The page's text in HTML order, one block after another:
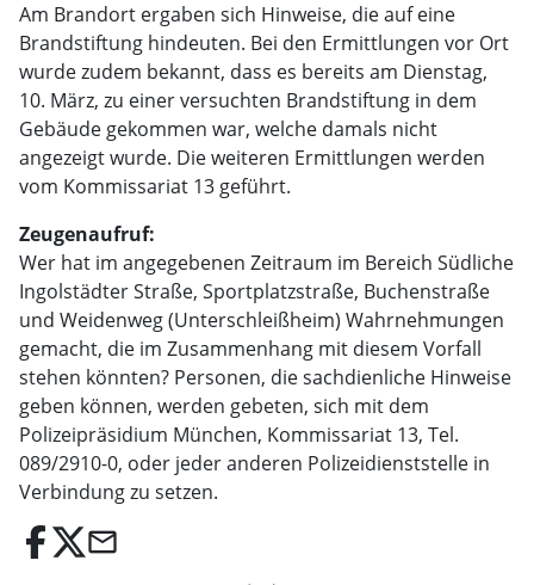
Am Brandort ergaben sich Hinweise, die auf eine
Brandstiftung hindeuten. Bei den Ermittlungen vor Ort
wurde zudem bekannt, dass es bereits am Dienstag,
10. März, zu einer versuchten Brandstiftung in dem
Gebäude gekommen war, welche damals nicht
angezeigt wurde. Die weiteren Ermittlungen werden
vom Kommissariat 13 geführt.
Zeugenaufruf:
Wer hat im angegebenen Zeitraum im Bereich Südliche
Ingolstädter Straße, Sportplatzstraße, Buchenstraße
und Weidenweg (Unterschleißheim) Wahrnehmungen
gemacht, die im Zusammenhang mit diesem Vorfall
stehen könnten? Personen, die sachdienliche Hinweise
geben können, werden gebeten, sich mit dem
Polizeipräsidium München, Kommissariat 13, Tel.
089/2910-0, oder jeder anderen Polizeidienststelle in
Verbindung zu setzen.
email